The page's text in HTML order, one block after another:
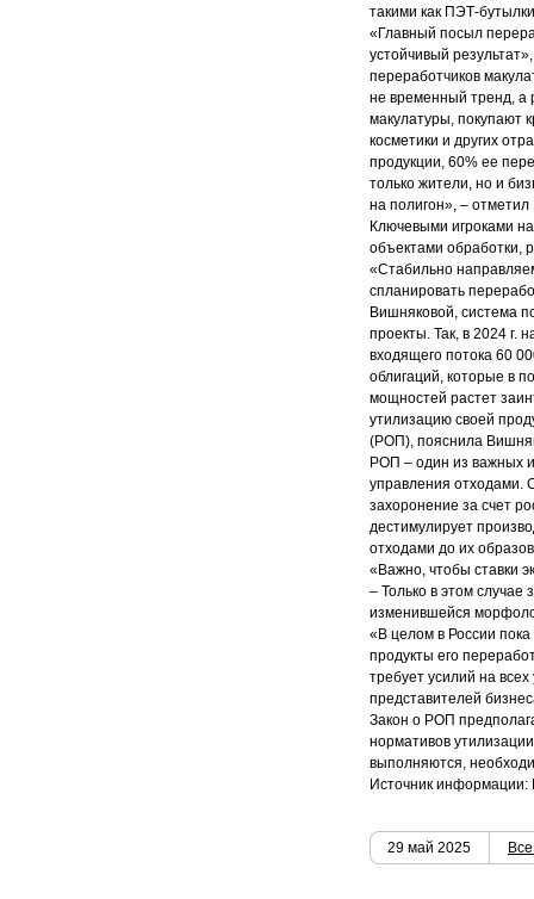
такими как ПЭТ-
«Главный посыл
устойчивый
переработчиков
не временный тренд, а
макулатуры, покупают
косметики и других
продукции, 60% ее
только жители, но и
на полигон», – отметил
Ключевыми игроками
объектами обработки,
«Стабильно
спланировать
Вишняковой, система
проекты. Так, в 2024 г.
входящего потока 60
облигаций, которые в
мощностей растет
утилизацию своей
(РОП), пояснила
РОП – один из важных
управления отходами.
захоронение за счет
дестимулирует
отходами до их
«Важно, чтобы ставки
– Только в этом случае
изменившейся
«В целом в России
продукты его
требует усилий на
представителей
Закон о РОП
нормативов
выполняются,
Источник информации:
29 май 2025